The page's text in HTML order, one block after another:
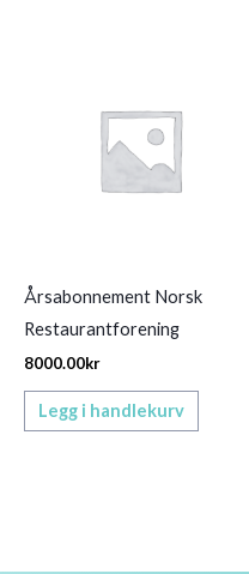
Årsabonnement Norsk
Restaurantforening
8000.00kr
Legg i handlekurv